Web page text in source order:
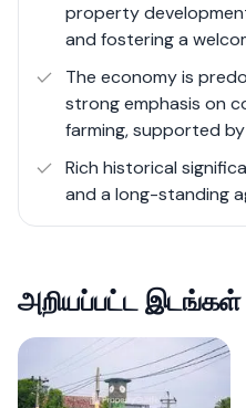
Residents enjoy access to
local markets, schools, and
community is known for
strong sense of cultural
festivals and events. The
landmarks like the
Viharaya adds to the
significance.
property
and fostering a
The economy is
strong emphasis on
farming, supported
Rich historical
and a long-standing
அறியப்பட்ட இடங்கள்